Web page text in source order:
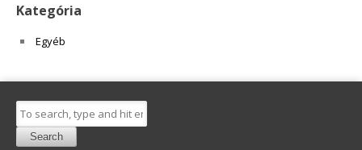
Kategória
Egyéb
Search